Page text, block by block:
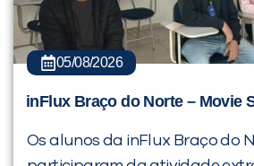
05/08/2026
inFlux Braço do Norte – Movie
Os alunos da inFlux Braço do